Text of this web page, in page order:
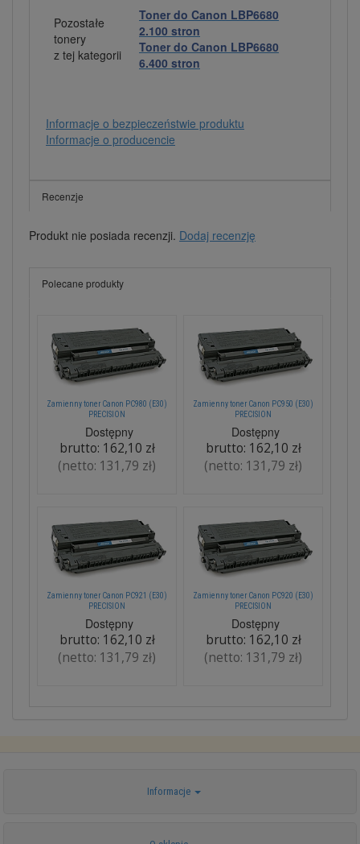
Pozostałe
tonery
z tej kategorii
Toner do Canon LBP6680
2.100 stron
Toner do Canon LBP6680
6.400 stron
Informacje o bezpieczeństwie produktu
Informacje o producencie
Recenzje
Produkt nie posiada recenzji. Dodaj recenzję
Polecane produkty
Zamienny toner Canon PC980 (E30)
PRECISION
Dostępny
brutto: 162,10 zł
(netto: 131,79 zł)
Zamienny toner Canon PC950 (E30)
PRECISION
Dostępny
brutto: 162,10 zł
(netto: 131,79 zł)
Zamienny toner Canon PC921 (E30)
PRECISION
Dostępny
brutto: 162,10 zł
(netto: 131,79 zł)
Zamienny toner Canon PC920 (E30)
PRECISION
Dostępny
brutto: 162,10 zł
(netto: 131,79 zł)
Informacje